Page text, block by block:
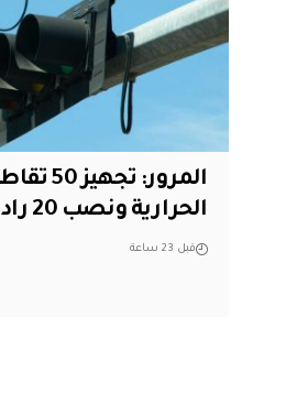
المرور:
الحرارية ونصب 20 راداراً في بغداد
قبل 23 ساعة